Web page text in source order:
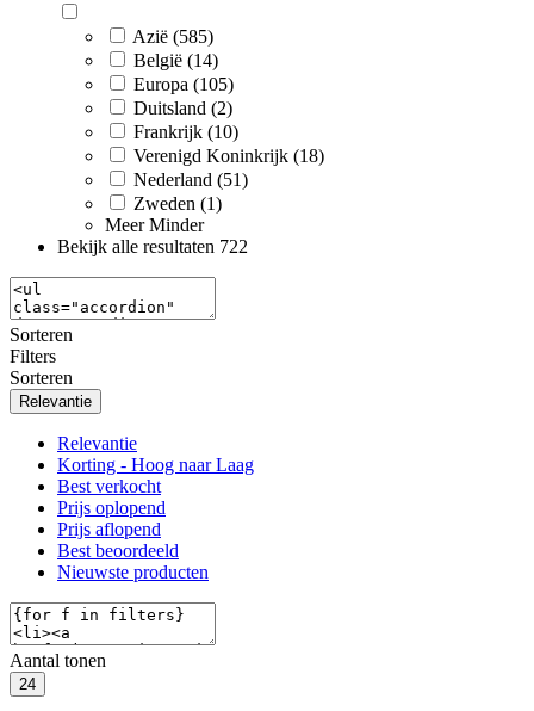
Azië (585)
België (14)
Europa (105)
Duitsland (2)
Frankrijk (10)
Verenigd Koninkrijk (18)
Nederland (51)
Zweden (1)
Meer Minder
Bekijk alle resultaten 722
Sorteren
Filters
Sorteren
Relevantie
Relevantie
Korting - Hoog naar Laag
Best verkocht
Prijs oplopend
Prijs aflopend
Best beoordeeld
Nieuwste producten
Aantal tonen
24